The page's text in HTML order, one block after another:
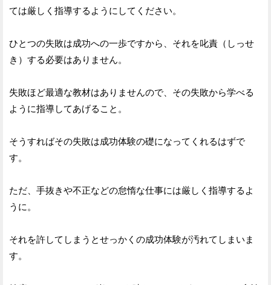
ては厳しく指導するようにしてください。
ひとつの失敗は成功への一歩ですから、それを叱責（しっせ
き）する必要はありません。
失敗ほど最適な教材はありませんので、その失敗から学べる
ように指導してあげること。
そうすればその失敗は成功体験の礎になってくれるはずで
す。
ただ、手抜きや不正などの怠惰な仕事には厳しく指導するよ
うに。
それを許してしまうとせっかくの成功体験が汚れてしまいま
す。